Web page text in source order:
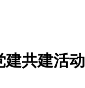
建共建活动